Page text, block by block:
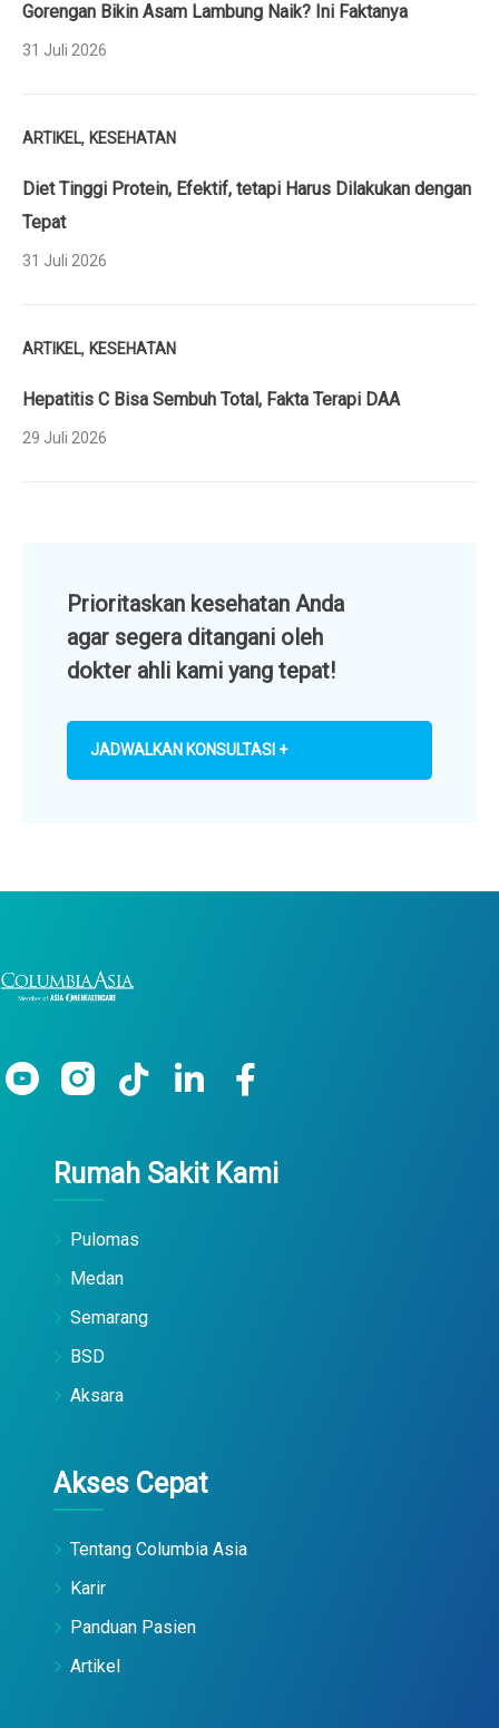
Gorengan Bikin Asam Lambung Naik? Ini Faktanya
31 Juli 2026
ARTIKEL, KESEHATAN
Diet Tinggi Protein, Efektif, tetapi Harus Dilakukan dengan
Tepat
31 Juli 2026
ARTIKEL, KESEHATAN
Hepatitis C Bisa Sembuh Total, Fakta Terapi DAA
29 Juli 2026
Prioritaskan kesehatan Anda
agar segera ditangani oleh
dokter ahli kami yang tepat!
JADWALKAN KONSULTASI +
Rumah Sakit Kami
Pulomas
Medan
Semarang
BSD
Aksara
Akses Cepat
Tentang Columbia Asia
Karir
Panduan Pasien
Artikel